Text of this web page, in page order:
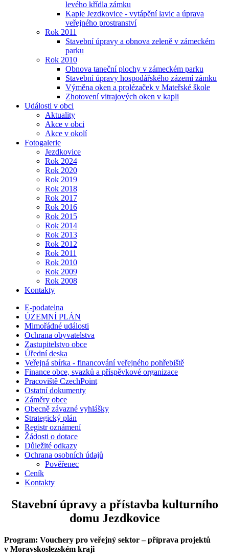
levého křídla zámku
Kaple Jezdkovice - vytápění lavic a úprava
veřejného prostranství
Rok 2011
Stavební úpravy a obnova zeleně v zámeckém
parku
Rok 2010
Obnova taneční plochy v zámeckém parku
Stavební úpravy hospodářského zázemí zámku
Výměna oken a prolézaček v Mateřské škole
Zhotovení vitrajových oken v kapli
Události v obci
Aktuality
Akce v obci
Akce v okolí
Fotogalerie
Jezdkovice
Rok 2024
Rok 2020
Rok 2019
Rok 2018
Rok 2017
Rok 2016
Rok 2015
Rok 2014
Rok 2013
Rok 2012
Rok 2011
Rok 2010
Rok 2009
Rok 2008
Kontakty
E-podatelna
ÚZEMNÍ PLÁN
Mimořádné události
Ochrana obyvatelstva
Zastupitelstvo obce
Úřední deska
Veřejná sbírka - financování veřejného pohřebiště
Finance obce, svazků a příspěvkové organizace
Pracoviště CzechPoint
Ostatní dokumenty
Záměry obce
Obecně závazné vyhlášky
Strategický plán
Registr oznámení
Žádosti o dotace
Důležité odkazy
Ochrana osobních údajů
Pověřenec
Ceník
Kontakty
Stavební úpravy a přístavba kulturního
domu Jezdkovice
Program: Vouchery pro veřejný sektor – příprava projektů
v Moravskoslezském kraji